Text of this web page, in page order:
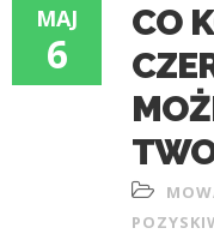
MAJ
6
CO